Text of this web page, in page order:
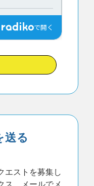
送る
エストを募集し